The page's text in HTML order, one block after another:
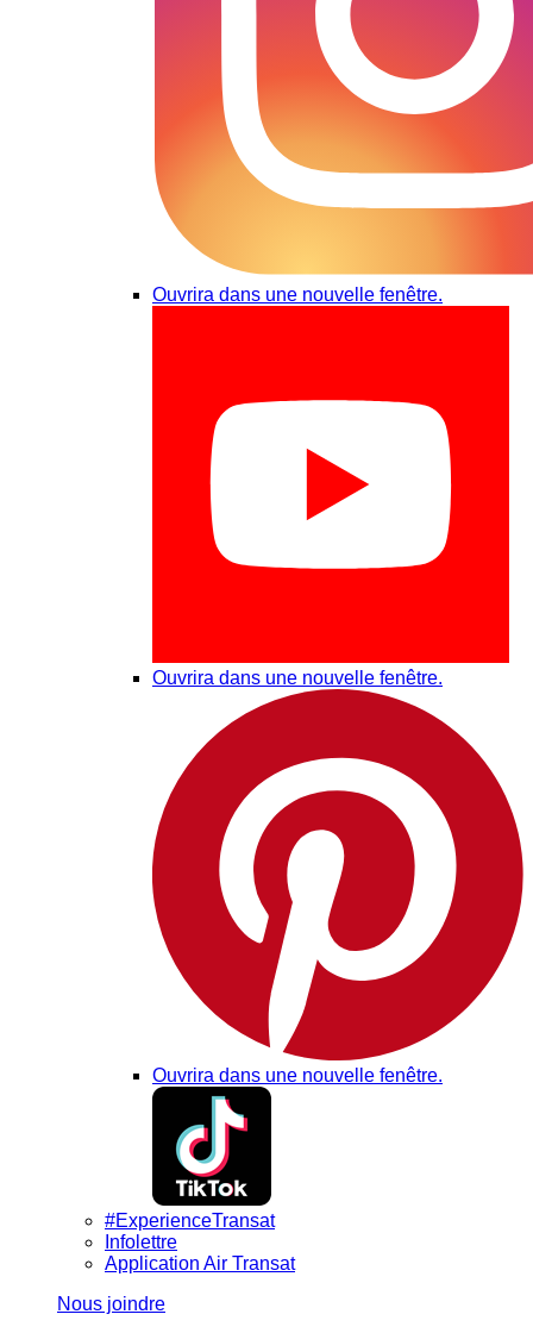
Ouvrira dans une nouvelle fenêtre.
Ouvrira dans une nouvelle fenêtre.
Ouvrira dans une nouvelle fenêtre.
#ExperienceTransat
Infolettre
Application Air Transat
Nous joindre